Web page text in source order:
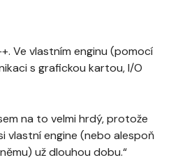
Ve vlastním enginu (pomocí
s grafickou kartou, I/O
na to velmi hrdý, protože
vlastní engine (nebo alespoň
už dlouhou dobu.“